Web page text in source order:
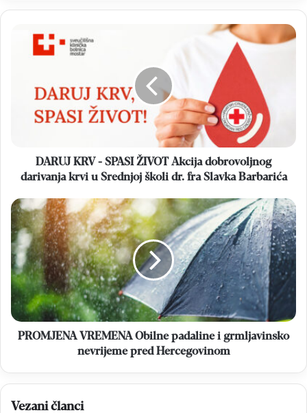
DARUJ
ŽIVOT
dobrovoljnog
Srednjoj
dr.
fra
Slavka
Barbarića
DARUJ KRV - SPASI ŽIVOT Akcija dobrovoljnog
darivanja krvi u Srednjoj školi dr. fra Slavka Barbarića
PROMJENA
VREMENA
Obilne
padaline
i
grmljavinsko
nevrijeme
pred
Hercegovinom
PROMJENA VREMENA Obilne padaline i grmljavinsko
nevrijeme pred Hercegovinom
Vezani članci